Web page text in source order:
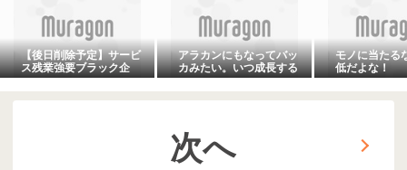
【後日削除予定】サービ
ス残業強要ブラック企
業！
アラカンにもなってバッ
カみたい。いつ成長する
のか。一生バカのままな
んだろうな。
モノに当たる
低だよな！
次へ